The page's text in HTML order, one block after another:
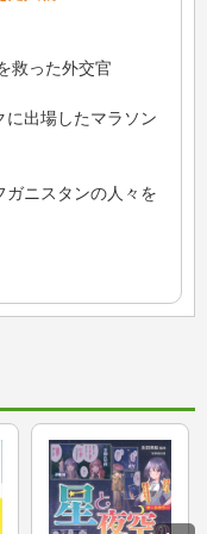
った外交官
場したマラソン
スタンの人々を